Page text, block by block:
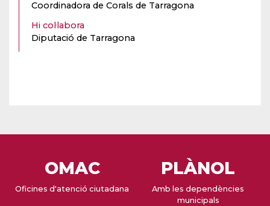
Coordinadora de Corals de Tarragona
Hi col·labora
Diputació de Tarragona
OMAC
Oficines d'atenció ciutadana
PLÀNOL
Amb les dependències
municipals